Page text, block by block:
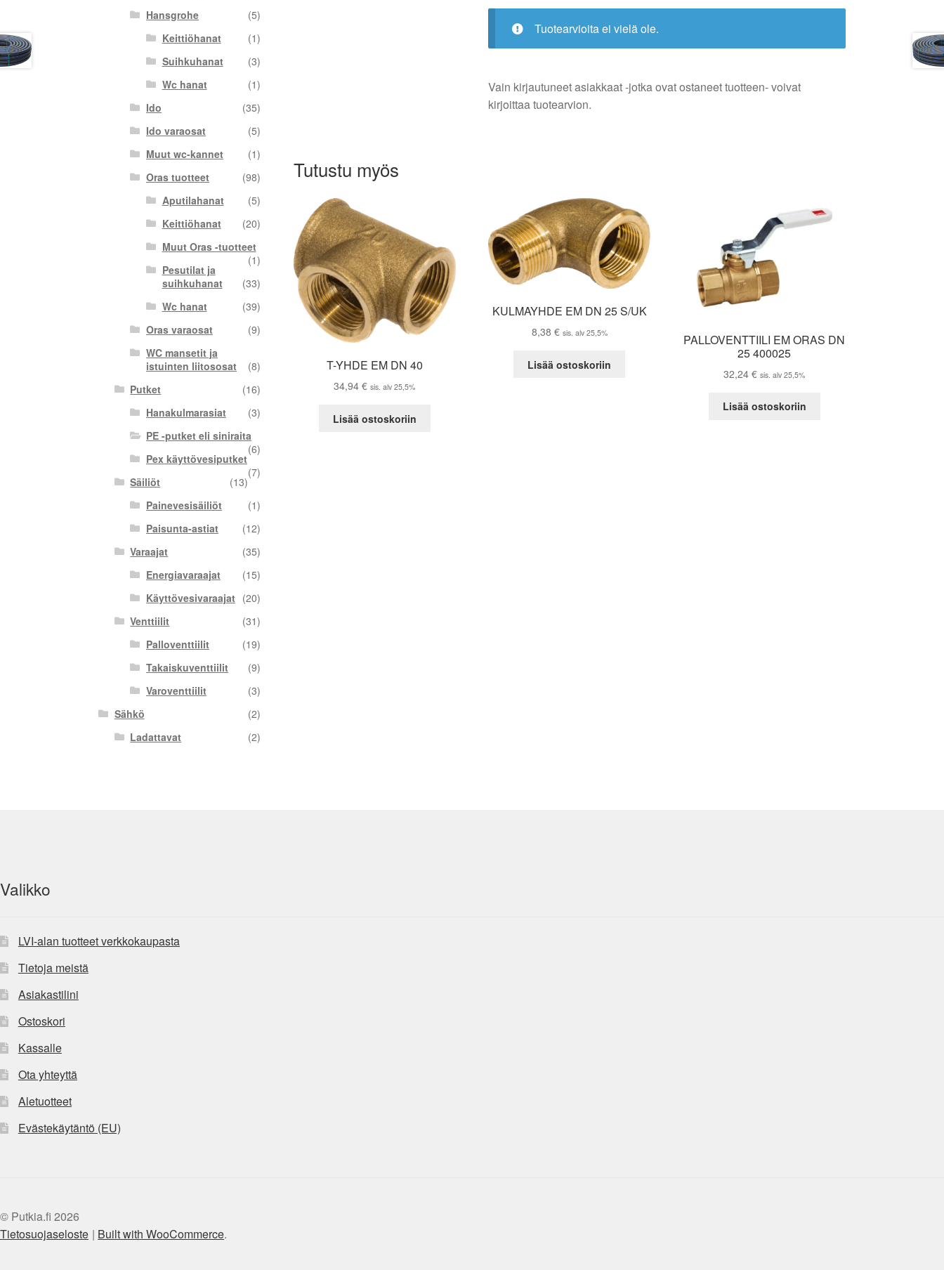
Tuotearvioita ei vielä ole.
Vain kirjautuneet asiakkaat -jotka ovat ostaneet tuotteen- voivat
kirjoittaa tuotearvion.
Tutustu myös
T-YHDE EM DN 40
34,94€ sis. alv 25,5%
Lisää ostoskoriin
KULMAYHDE EM DN 25 S/UK
8,38 € sis. alv 25,5%
Lisää ostoskoriin
PALLOVENTTIILI EM ORAS DN
25 400025
32,24€ sis. alv 25,5%
Lisää ostoskoriin
Hansgrohe
(5)
Keittiöhanat
(1)
Suihkuhanat
(3)
Wc hanat
(1)
Ido
(35)
Ido varaosat
(5)
Muut wc-kannet
(1)
Oras tuotteet
(98)
Aputilahanat
(5)
Keittiöhanat
(20)
Muut Oras -tuotteet
(1)
Pesutilat ja
suihkuhanat
(33)
Wc hanat
(39)
Oras varaosat
(9)
WC mansetit ja
istuinten liitososat
(8)
Putket
(16)
Hanakulmarasiat
(3)
PE -putket eli siniraita
(6)
Pex käyttövesiputket
(7)
Säiliöt
(13)
Painevesisäiliöt
(1)
Paisunta-astiat
(12)
Varaajat
(35)
Energiavaraajat
(15)
Käyttövesivaraajat (20)
Venttiilit
(31)
Palloventtiilit
(19)
Takaiskuventtiilit
(9)
Varoventtiilit
(3)
Sähkö
(2)
Ladattavat
(2)
Valikko
LVI-alan tuotteet verkkokaupasta
Tietoja meistä
Asiakastilini
Ostoskori
Kassalle
Ota yhteyttä
Aletuotteet
Evästekäytäntö (EU)
© Putkia.fi 2026
Tietosuojaseloste
Built with WooCommerce.